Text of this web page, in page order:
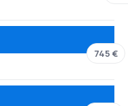
745 €